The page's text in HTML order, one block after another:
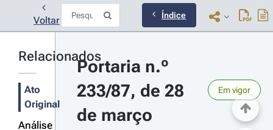
Voltar Índice
Relacionados
Ato
Original
Análise
Portaria n.º
233/87, de 28
de março
Em vigor